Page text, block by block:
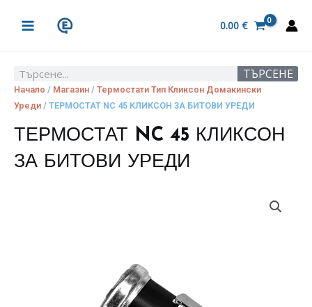
MENU
0.00 €
Search ТЪРСЕНЕ
Начало / Магазин / Термостати Тип Кликсон Домакински
Уреди / ТЕРМОСТАТ NC 45 КЛИКСОН ЗА БИТОВИ УРЕДИ
ТЕРМОСТАТ NC 45 КЛИКСОН
ЗА БИТОВИ УРЕДИ